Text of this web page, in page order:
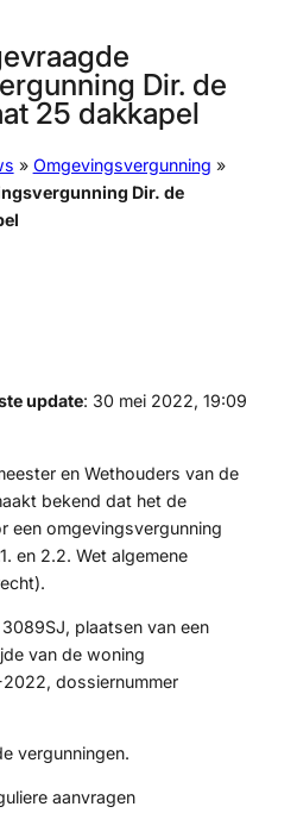
Dir. de
25 dakkapel
» Omgevingsvergunning »
Dir. de
update: 30 mei 2022, 19:09
en Wethouders van de
bekend dat het de
een omgevingsvergunning
en 2.2. Wet algemene
plaatsen van een
van de woning
dossiernummer
vergunningen.
aanvragen